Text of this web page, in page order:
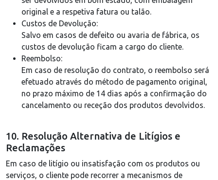
original e a respetiva fatura ou talão.
Custos de Devolução:
Salvo em casos de defeito ou avaria de fábrica, os
custos de devolução ficam a cargo do cliente.
Reembolso:
Em caso de resolução do contrato, o reembolso será
efetuado através do método de pagamento original,
no prazo máximo de 14 dias após a confirmação do
cancelamento ou receção dos produtos devolvidos.
10. Resolução Alternativa de Litígios e
Reclamações
Em caso de litígio ou insatisfação com os produtos ou
serviços, o cliente pode recorrer a mecanismos de